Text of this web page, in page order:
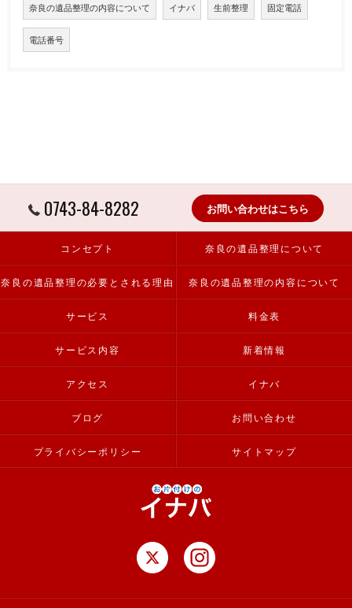
奈良の遺品整理の内容について イナバ 生前整理 固定電話
電話番号
0743-84-8282 お問い合わせはこちら
コンセプト 奈良の遺品整理について
奈良の遺品整理の必要とされる理由 奈良の遺品整理の内容について
サービス 料金表
サービス内容 新着情報
アクセス イナバ
ブログ お問い合わせ
プライバシーポリシー サイトマップ